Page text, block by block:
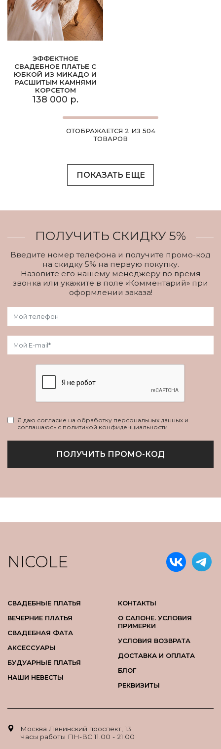
ЭФФЕКТНОЕ
СВАДЕБНОЕ ПЛАТЬЕ С
ЮБКОЙ ИЗ МИКАДО И
РАСШИТЫМ КАМНЯМИ
КОРСЕТОМ
138 000 р.
ОТОБРАЖАЕТСЯ 2 ИЗ 504
ТОВАРОВ
ПОКАЗАТЬ ЕЩЕ
ПОЛУЧИТЬ СКИДКУ 5%
Введите номер телефона и получите промо-код
на скидку 5% на первую покупку.
Назовите его нашему менеджеру во время
звонка или укажите в поле «Комментарий» при
оформлении заказа!
Я даю согласие на обработку персональных данных и
соглашаюсь с политикой конфиденциальности
ПОЛУЧИТЬ ПРОМО-КОД
NICOLE
СВАДЕБНЫЕ ПЛАТЬЯ
ВЕЧЕРНИЕ ПЛАТЬЯ
СВАДЕБНАЯ ФАТА
АКСЕССУАРЫ
БУДУАРНЫЕ ПЛАТЬЯ
НАШИ НЕВЕСТЫ
КОНТАКТЫ
О САЛОНЕ. УСЛОВИЯ
ПРИМЕРКИ
УСЛОВИЯ ВОЗВРАТА
ДОСТАВКА И ОПЛАТА
БЛОГ
РЕКВИЗИТЫ
Москва Ленинский проспект, 13
Часы работы ПН-ВС 11.00 - 21.00